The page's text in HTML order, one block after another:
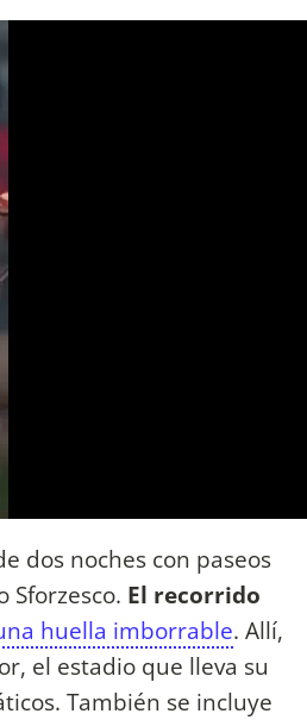
dos noches con paseos
Sforzesco. El recorrido
huella imborrable. Allí,
el estadio que lleva su
También se incluye